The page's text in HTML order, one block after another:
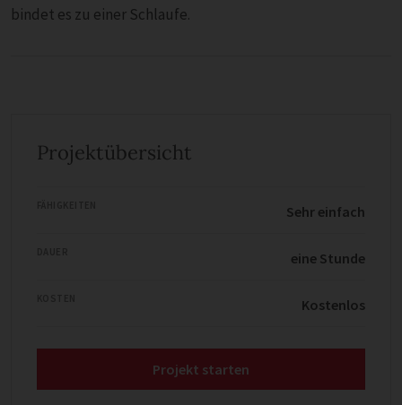
bindet es zu einer Schlaufe.
Projektübersicht
Sehr einfach
eine Stunde
Kostenlos
Projekt starten